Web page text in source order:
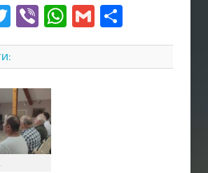
Twitter
ViberWhatsApp
Gmail